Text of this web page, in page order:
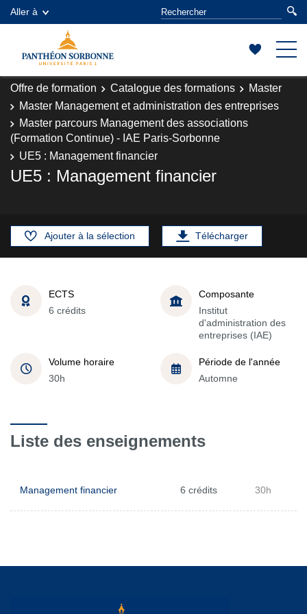
Aller à
Offre de formation Catalogue des formations
Master
Master Management et administration des entreprises
Master parcours Management des associations
(Formation Continue) - IAE Paris-Sorbonne
UE5 : Management financier
UE5 : Management financier
Ajouter à la sélection Télécharger
ECTS
6 crédits
Composante
Institut
d'administration des
entreprises (IAE)
Volume horaire
30h
Période de l'année
Automne
Liste des enseignements
Management financier 6 crédits 30h